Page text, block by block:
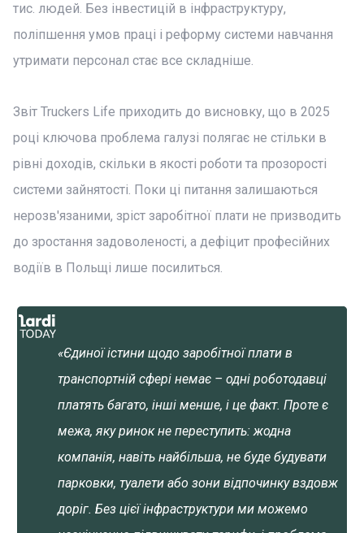
тис. людей. Без інвестицій в інфраструктуру,
поліпшення умов праці і реформу системи навчання
утримати персонал стає все складніше.
Звіт Truckers Life приходить до висновку, що в 2025
році ключова проблема галузі полягає не стільки в
рівні доходів, скільки в якості роботи та прозорості
системи зайнятості. Поки ці питання залишаються
нерозв'язаними, зріст заробітної плати не призводить
до зростання задоволеності, а дефіцит професійних
водіїв в Польщі лише посилиться.
«Єдиної істини щодо заробітної плати в
транспортній сфері немає – одні роботодавці
платять багато, інші менше, і це факт. Проте є
межа, яку ринок не переступить: жодна
компанія, навіть найбільша, не буде будувати
парковки, туалети або зони відпочинку вздовж
доріг. Без цієї інфраструктури ми можемо